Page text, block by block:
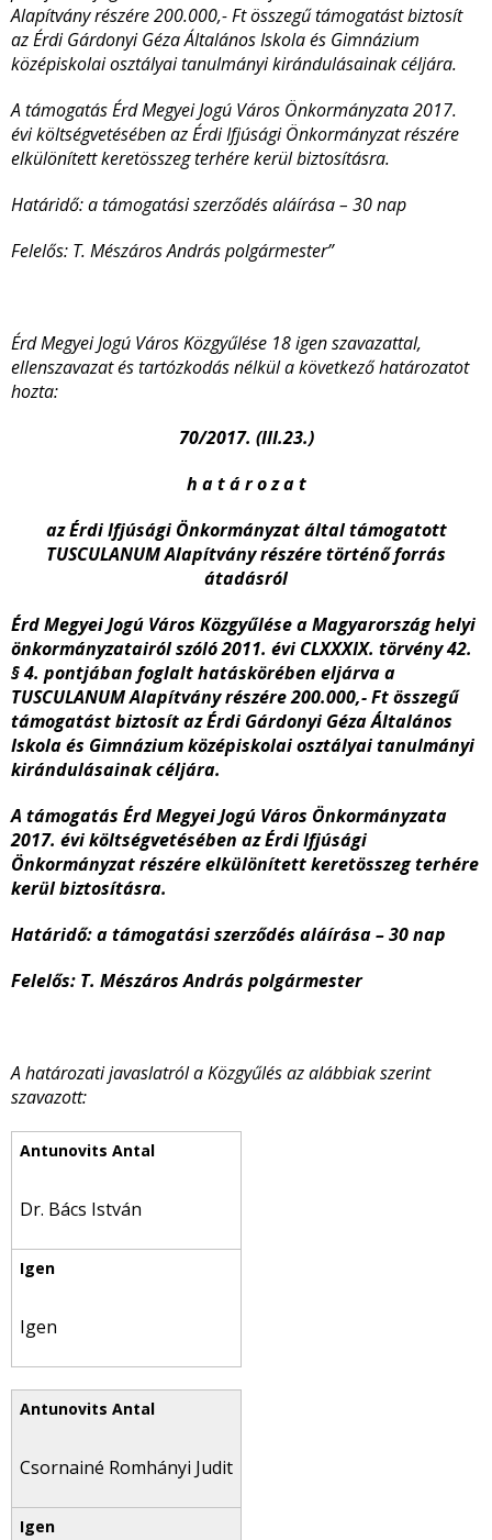
Alapítvány részére 200.000,- Ft összegű támogatást biztosít
az Érdi Gárdonyi Géza Általános Iskola és Gimnázium
középiskolai osztályai tanulmányi kirándulásainak céljára.
A támogatás Érd Megyei Jogú Város Önkormányzata 2017.
évi költségvetésében az Érdi Ifjúsági Önkormányzat részére
elkülönített keretösszeg terhére kerül biztosításra.
Határidő: a támogatási szerződés aláírása – 30 nap
Felelős: T. Mészáros András polgármester”
Érd Megyei Jogú Város Közgyűlése 18 igen szavazattal,
ellenszavazat és tartózkodás nélkül a következő határozatot
hozta:
70/2017. (III.23.)
h a t á r o z a t
az Érdi Ifjúsági Önkormányzat által támogatott
TUSCULANUM Alapítványrészére történő forrás
átadásról
Érd Megyei Jogú Város Közgyűlése a Magyarország helyi
önkormányzatairól szóló 2011. évi CLXXXIX. törvény 42.
§ 4. pontjában foglalt hatáskörében eljárvaa
TUSCULANUM Alapítvány részére 200.000,- Ft összegű
támogatást biztosít az Érdi Gárdonyi Géza Általános
Iskola és Gimnázium középiskolai osztályai tanulmányi
kirándulásainak céljára.
A támogatás Érd Megyei Jogú Város Önkormányzata
2017. évi költségvetésében az Érdi Ifjúsági
Önkormányzat részére elkülönített keretösszeg terhére
kerül biztosításra.
Határidő: a támogatási szerződés aláírása – 30 nap
Felelős: T. Mészáros András polgármester
A határozati javaslatról a Közgyűlés az alábbiak szerint
szavazott:
Dr. Bács István
Igen
Csornainé Romhányi Judit